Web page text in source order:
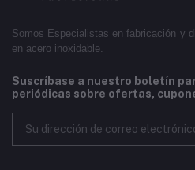
Somos Especialistas en fabricación y
en acero inoxidable.
Suscríbase a nuestro boletín
periódicas sobre ofertas,